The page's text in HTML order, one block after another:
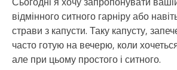
відмінного ситного гарніру або
страви з капусти. Таку капусту,
часто готую на вечерю, коли
але при цьому простого і ситного.